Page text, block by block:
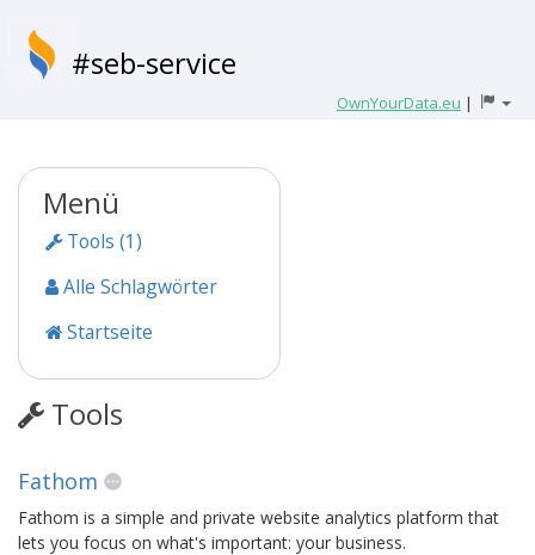
#seb-service
OwnYourData.eu |
Menü
Tools (1)
Alle Schlagwörter
Startseite
Tools
Fathom
Fathom is a simple and private website analytics platform that
lets you focus on what's important: your business.